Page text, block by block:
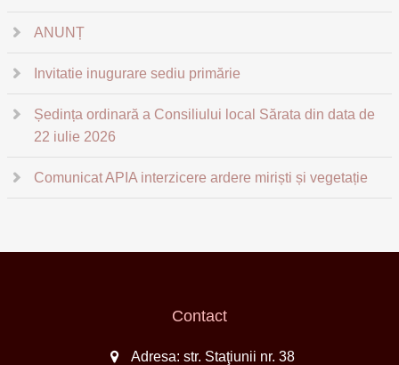
ANUNȚ
Invitatie inugurare sediu primărie
Ședința ordinară a Consiliului local Sărata din data de
22 iulie 2026
Comunicat APIA interzicere ardere miriști și vegetație
Contact
Adresa: str. Staţiunii nr. 38